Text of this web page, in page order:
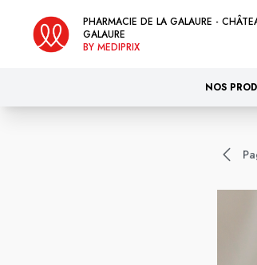
PHARMACIE DE LA GALAURE -
GALAURE
BY MEDIPRIX
NOS